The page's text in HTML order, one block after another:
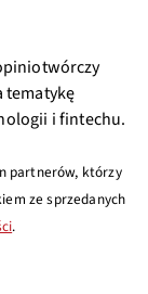
tematykę
i fintechu.
partnerów, którzy
ze sprzedanych
.